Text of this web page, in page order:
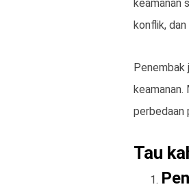
keamanan
konflik,
Penembak
perbedaan
Tau